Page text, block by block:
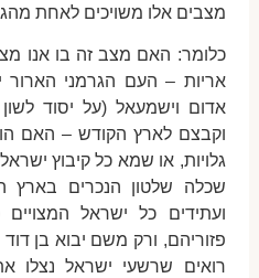
מצבים אלו משויכים לאחת
כלומר: האם מצב זה בו אנו
אריות – העם הגרמני הארור
אדום וישמעאל (על יסוד
וקבצם לארץ הקודש – האם
גלויות, או שמא כל קיבוץ
שכלה שלטון הנכרים בארץ
ועתידים כל ישראל המצויים
פזוריהם, ורק משם יבוא בן
רואים שרשעי ישראל נצלו